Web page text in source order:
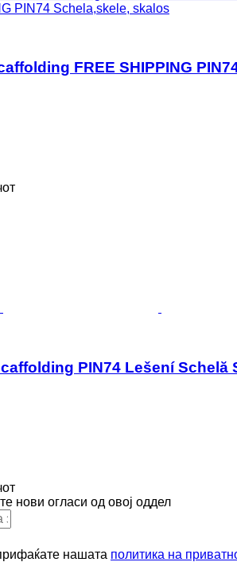
PIN74 Schela,skele, skalos
FREE SHIPPING
PIN74 Lešení Schelă
нови огласи од овој оддел
нашата политика на